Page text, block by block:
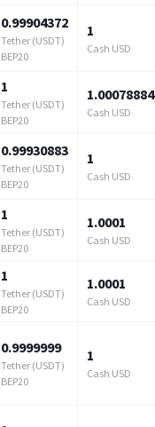
0.99904372
Tether (USDT)
BEP20
1
Cash USD
1
Tether (USDT)
BEP20
1.00078884
Cash USD
0.99930883
Tether (USDT)
BEP20
1
Cash USD
1
Tether (USDT)
BEP20
1.0001
Cash USD
1
Tether (USDT)
BEP20
1.0001
Cash USD
0.9999999
Tether (USDT)
BEP20
1
Cash USD